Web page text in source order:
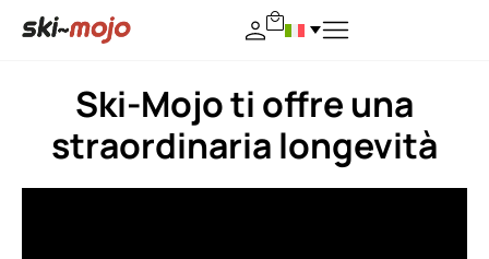
Ski-Mojo ti offre una
straordinaria longevità